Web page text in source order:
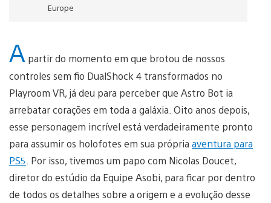
Europe
A partir do momento em que brotou de nossos
controles sem fio DualShock 4 transformados no
Playroom VR, já deu para perceber que Astro Bot ia
arrebatar corações em toda a galáxia. Oito anos depois,
esse personagem incrível está verdadeiramente pronto
para assumir os holofotes em sua própria aventura para
PS5 . Por isso, tivemos um papo com Nicolas Doucet,
diretor do estúdio da Equipe Asobi, para ficar por dentro
de todos os detalhes sobre a origem e a evolução desse